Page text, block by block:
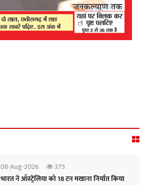
दौरान उत्पन्न अत्यधिक गर्मी से पैराशूट कंपार्टमेंट
की सुरक्षा करता है। इसके बाद दो ड्रोग पैराशूट
और तीन पायलट पैराशूट होते हैं, जो स्वतंत्र रूप से
08-Aug-2026
375
भारत ने ऑस्ट्रेलिया को 18 टन मखाना निर्यात किया